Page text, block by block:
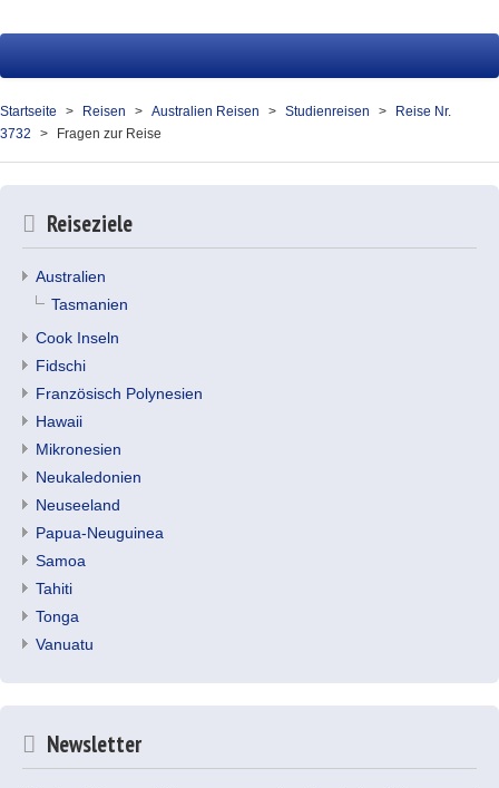
Service
Presse
Über uns
Kontakt
Startseite Reisen Australien Reisen Studienreisen
Reise Nr.
3732
Fragen zur Reise
Reiseziele
Australien
Tasmanien
Cook Inseln
Fidschi
Französisch Polynesien
Hawaii
Mikronesien
Neukaledonien
Neuseeland
Papua-Neuguinea
Samoa
Tahiti
Tonga
Vanuatu
Newsletter